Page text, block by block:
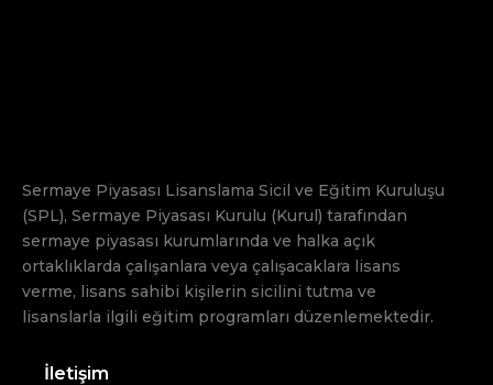
Sermaye Piyasası Lisanslama Sicil ve Eğitim Kuruluşu
(SPL), Sermaye Piyasası Kurulu (Kurul) tarafından
sermaye piyasası kurumlarında ve halka açık
ortaklıklarda çalışanlara veya çalışacaklara lisans
verme, lisans sahibi kişilerin sicilini tutma ve
lisanslarla ilgili eğitim programları düzenlemektedir.
İletişim